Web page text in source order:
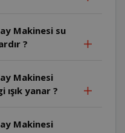
Makinesi su
?
Makinesi
yanar ?
Makinesi